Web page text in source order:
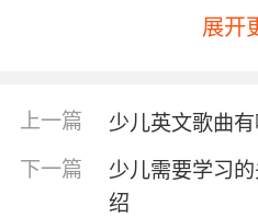
apple对应的汉语意思是
意思是 梨、 apricot对应
对应的汉语意思是桃、
葡萄、banana对应
展开
上一篇 少儿英文歌曲有
下一篇
少儿需要学习
绍